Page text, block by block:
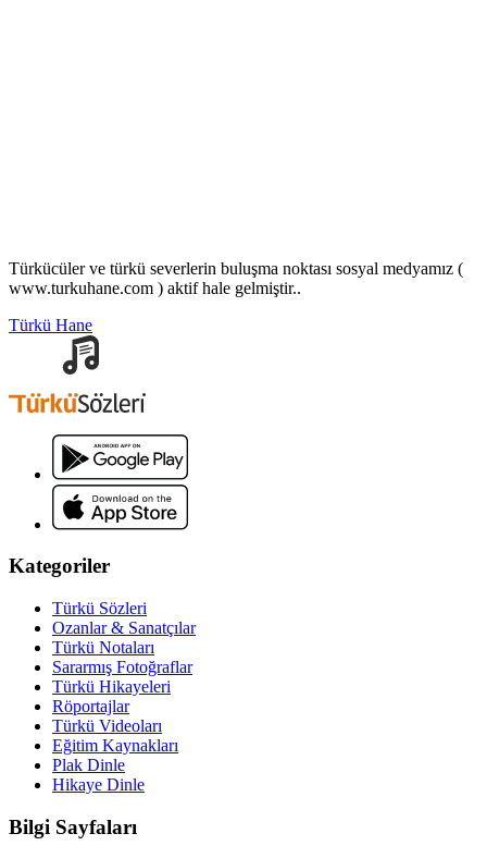
Türkücüler ve türkü severlerin buluşma noktası sosyal medyamız (
www.turkuhane.com ) aktif hale gelmiştir..
Türkü Hane
Kategoriler
Türkü Sözleri
Ozanlar & Sanatçılar
Türkü Notaları
Sararmış Fotoğraflar
Türkü Hikayeleri
Röportajlar
Türkü Videoları
Eğitim Kaynakları
Plak Dinle
Hikaye Dinle
Bilgi Sayfaları